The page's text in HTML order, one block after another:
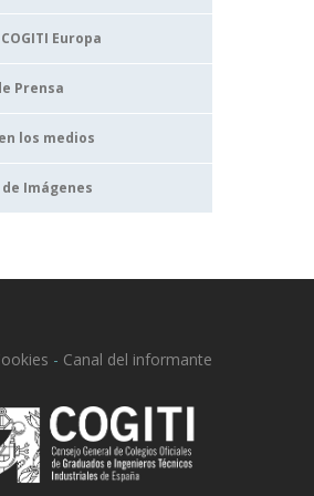
Europa
Prensa
los medios
Imágenes
- Canal del informante